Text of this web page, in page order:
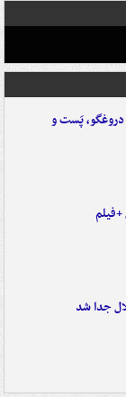
دروغگو، پَست‌ و
جدا شد